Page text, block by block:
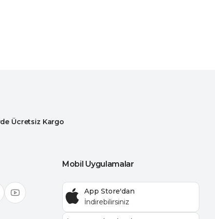
Ücretsiz Kargo
Mobil Uygulamalar
App Store'dan